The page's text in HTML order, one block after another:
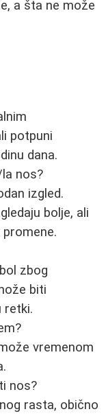
a šta ne može
potpuni
dana.
nos?
izgled.
bolje, ali
zbog
biti
retki.
vremenom
nos?
rasta, obično